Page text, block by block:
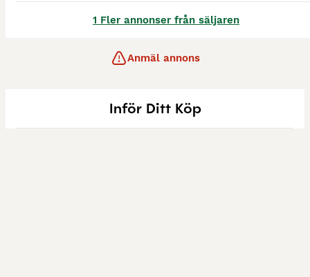
1 Fler annonser från säljaren
Anmäl annons
Inför Ditt Köp